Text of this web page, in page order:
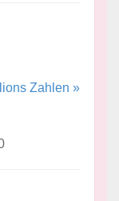
Zahlen »